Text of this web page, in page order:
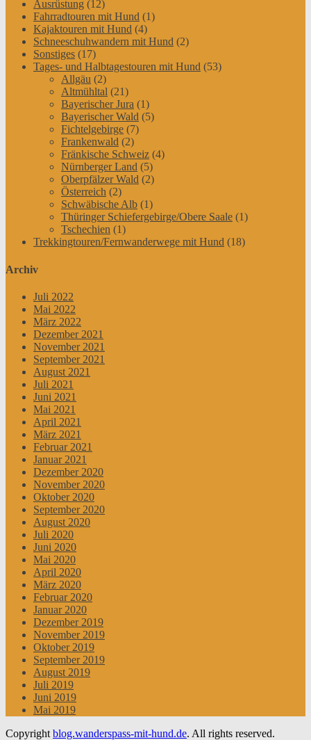
Ausrüstung (12)
Fahrradtouren mit Hund (1)
Kajaktouren mit Hund (4)
Schneeschuhwandern mit Hund (2)
Sonstiges (17)
Tages- und Halbtagestouren mit Hund (53)
Allgäu (2)
Altmühltal (21)
Bayerischer Jura (1)
Bayerischer Wald (5)
Fichtelgebirge (7)
Frankenwald (2)
Fränkische Schweiz (4)
Nürnberger Land (5)
Oberpfälzer Wald (2)
Österreich (2)
Schwäbische Alb (1)
Thüringer Schiefergebirge/Obere Saale (1)
Tschechien (1)
Trekkingtouren/Fernwanderwege mit Hund (18)
Archiv
Juli 2022
Mai 2022
März 2022
Dezember 2021
November 2021
September 2021
August 2021
Juli 2021
Juni 2021
Mai 2021
April 2021
März 2021
Februar 2021
Januar 2021
Dezember 2020
November 2020
Oktober 2020
September 2020
August 2020
Juli 2020
Juni 2020
Mai 2020
April 2020
März 2020
Februar 2020
Januar 2020
Dezember 2019
November 2019
Oktober 2019
September 2019
August 2019
Juli 2019
Juni 2019
Mai 2019
Copyright blog.wanderspass-mit-hund.de. All rights reserved.